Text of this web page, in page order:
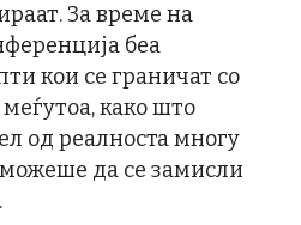
За време на
беа
кои се граничат со
како што
од реалноста многу
да се замисли